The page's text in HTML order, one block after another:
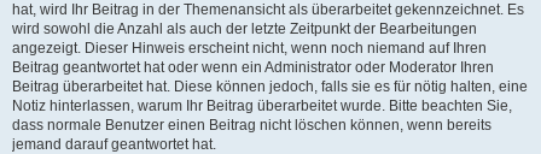
hat, wird Ihr Beitrag in der Themenansicht als überarbeitet gekennzeichnet. Es
wird sowohl die Anzahl als auch der letzte Zeitpunkt der Bearbeitungen
angezeigt. Dieser Hinweis erscheint nicht, wenn noch niemand auf Ihren
Beitrag geantwortet hat oder wenn ein Administrator oder Moderator Ihren
Beitrag überarbeitet hat. Diese können jedoch, falls sie es für nötig halten, eine
Notiz hinterlassen, warum Ihr Beitrag überarbeitet wurde. Bitte beachten Sie,
dass normale Benutzer einen Beitrag nicht löschen können, wenn bereits
jemand darauf geantwortet hat.